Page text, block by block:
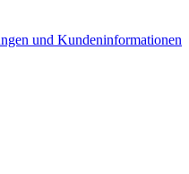
und Kundeninformationen